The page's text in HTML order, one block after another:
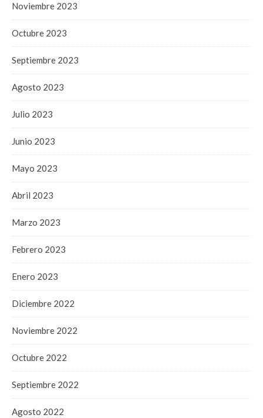
Noviembre 2023
Octubre 2023
Septiembre 2023
Agosto 2023
Julio 2023
Junio 2023
Mayo 2023
Abril 2023
Marzo 2023
Febrero 2023
Enero 2023
Diciembre 2022
Noviembre 2022
Octubre 2022
Septiembre 2022
Agosto 2022